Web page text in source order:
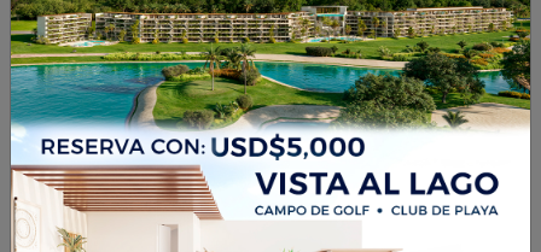
1/13